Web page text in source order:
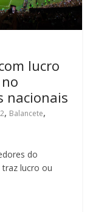
lucro
nacionais
, Balancete,
do
traz lucro ou